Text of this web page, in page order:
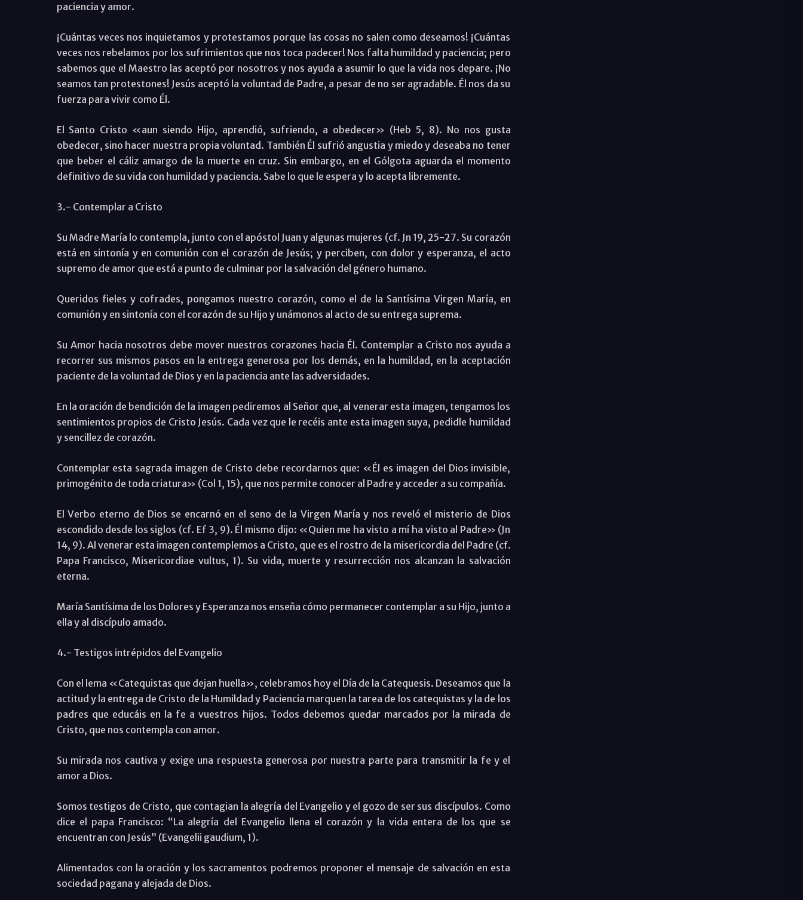
paciencia y amor.
¡Cuántas veces nos inquietamos y protestamos porque las cosas no salen como deseamos! ¡Cuántas
veces nos rebelamos por los sufrimientos que nos toca padecer! Nos falta humildad y paciencia; pero
sabemos que el Maestro las aceptó por nosotros y nos ayuda a asumir lo que la vida nos depare. ¡No
seamos tan protestones! Jesús aceptó la voluntad de Padre, a pesar de no ser agradable. Él nos da su
fuerza para vivir como Él.
El Santo Cristo «aun siendo Hijo, aprendió, sufriendo, a obedecer» (Heb 5, 8). No nos gusta
obedecer, sino hacer nuestra propia voluntad. También Él sufrió angustia y miedo y deseaba no tener
que beber el cáliz amargo de la muerte en cruz. Sin embargo, en el Gólgota aguarda el momento
definitivo de su vida con humildad y paciencia. Sabe lo que le espera y lo acepta libremente.
3.- Contemplar a Cristo
Su Madre María lo contempla, junto con el apóstol Juan y algunas mujeres (cf. Jn 19, 25-27. Su corazón
está en sintonía y en comunión con el corazón de Jesús; y perciben, con dolor y esperanza, el acto
supremo de amor que está a punto de culminar por la salvación del género humano.
Queridos fieles y cofrades, pongamos nuestro corazón, como el de la Santísima Virgen María, en
comunión y en sintonía con el corazón de su Hijo y unámonos al acto de su entrega suprema.
Su Amor hacia nosotros debe mover nuestros corazones hacia Él. Contemplar a Cristo nos ayuda a
recorrer sus mismos pasos en la entrega generosa por los demás, en la humildad, en la aceptación
paciente de la voluntad de Dios y en la paciencia ante las adversidades.
En la oración de bendición de la imagen pediremos al Señor que, al venerar esta imagen, tengamos los
sentimientos propios de Cristo Jesús. Cada vez que le recéis ante esta imagen suya, pedidle humildad
y sencillez de corazón.
Contemplar esta sagrada imagen de Cristo debe recordarnos que: «Él es imagen del Dios invisible,
primogénito de toda criatura» (Col 1, 15), que nos permite conocer al Padre y acceder a su compañía.
El Verbo eterno de Dios se encarnó en el seno de la Virgen María y nos reveló el misterio de Dios
escondido desde los siglos (cf. Ef 3, 9). Él mismo dijo: «Quien me ha visto a mí ha visto al Padre» (Jn
14, 9). Al venerar esta imagen contemplemos a Cristo, que es el rostro de la misericordia del Padre (cf.
Papa Francisco, Misericordiae vultus, 1). Su vida, muerte y resurrección nos alcanzan la salvación
eterna.
María Santísima de los Dolores y Esperanza nos enseña cómo permanecer contemplar a su Hijo, junto a
ella y al discípulo amado.
4.- Testigos intrépidos del Evangelio
Con el lema «Catequistas que dejan huella», celebramos hoy el Día de la Catequesis. Deseamos que la
actitud y la entrega de Cristo de la Humildad y Paciencia marquen la tarea de los catequistas y la de los
padres que educáis en la fe a vuestros hijos. Todos debemos quedar marcados por la mirada de
Cristo, que nos contempla con amor.
Su mirada nos cautiva y exige una respuesta generosa por nuestra parte para transmitir la fe y el
amor a Dios.
Somos testigos de Cristo, que contagian la alegría del Evangelio y el gozo de ser sus discípulos. Como
dice el papa Francisco: “La alegría del Evangelio llena el corazón y la vida entera de los que se
encuentran con Jesús” (Evangelii gaudium, 1).
Alimentados con la oración y los sacramentos podremos proponer el mensaje de salvación en esta
sociedad pagana y alejada de Dios.